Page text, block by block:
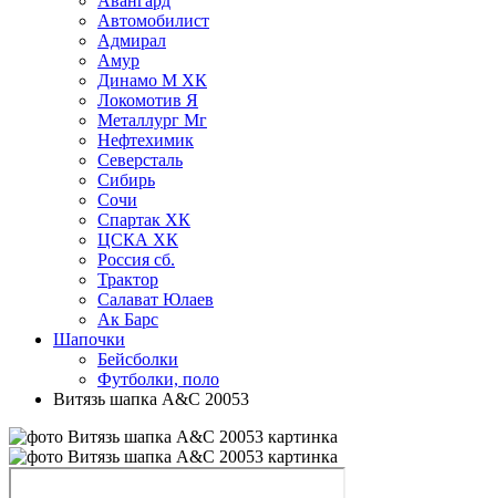
Автомобилист
Адмирал
Амур
Динамо М ХК
Локомотив Я
Металлург Мг
Нефтехимик
Северсталь
Сибирь
Сочи
Спартак ХК
ЦСКА ХК
Россия сб.
Трактор
Салават Юлаев
Ак Барс
Шапочки
Бейсболки
Футболки, поло
Витязь шапка A&C 20053